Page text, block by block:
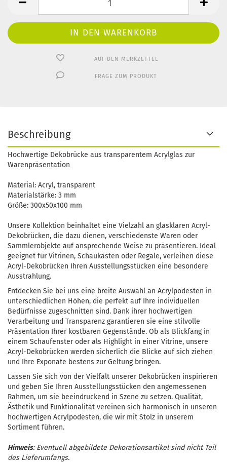
AUF DEN MERKZETTEL
FRAGE ZUM PRODUKT
Beschreibung
Hochwertige Dekobrücke aus transparentem Acrylglas zur
Warenpräsentation
Material: Acryl, transparent
Materialstärke: 3 mm
Größe: 300x50x100 mm
Unsere Kollektion beinhaltet eine Vielzahl an glasklaren Acryl-
Dekobrücken, die dazu dienen, verschiedenste Waren oder
Sammlerobjekte auf ansprechende Weise zu präsentieren. Ideal
geeignet für Vitrinen, Schaukästen oder Regale, verleihen diese
Acryl-Dekobrücken Ihren Ausstellungsstücken eine besondere
Ausstrahlung.
Entdecken Sie bei uns eine breite Auswahl an Acrylpodesten in
unterschiedlichen Höhen, die perfekt auf Ihre individuellen
Bedürfnisse zugeschnitten sind. Dank ihrer hochwertigen
Verarbeitung und Transparenz garantieren sie eine stilvolle
Präsentation Ihrer kostbaren Gegenstände. Ob als Blickfang in
einem Schaufenster oder als Highlight in einer Vitrine, unsere
Acryl-Dekobrücken werden sicherlich die Blicke auf sich ziehen
und Ihre Exponate bestens zur Geltung bringen.
Lassen Sie sich von der Vielfalt unserer Dekobrücken inspirieren
und geben Sie Ihren Ausstellungsstücken den angemessenen
Rahmen, um sie beeindruckend in Szene zu setzen. Qualität,
Ästhetik und Funktionalität vereinen sich harmonisch in unseren
hochwertigen Acrylpodesten, die wir mit Stolz in unserem
Sortiment führen.
Hinweis: Eventuell abgebildete Dekorationsartikel sind nicht Teil
des Lieferumfangs.